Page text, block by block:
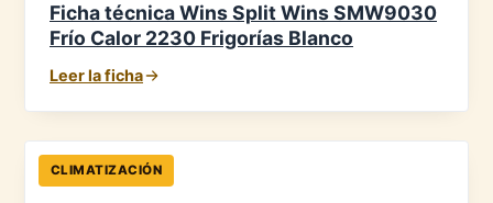
Ficha técnica Wins Split Wins SMW9030
Frío Calor 2230 Frigorías Blanco
Leer la ficha
CLIMATIZACIÓN